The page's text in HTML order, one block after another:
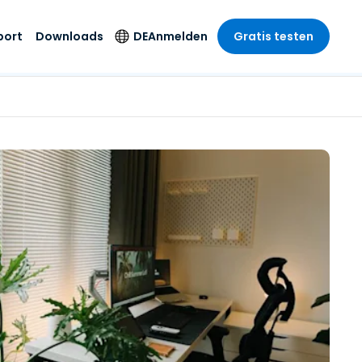
SSO
Endpunkterkennung
und -reaktion
Foxpass Wi-Fi Zugriff
und Kontrolle
Sicherer Zero-Trust-
Arbeitsbereich
Shield (Anti-Betrug)
Alle Produkte
Unterhaltung
und
Sektor
und Design
Buchhaltung
Unterhaltung
anzeigen
Downloads DE
Deutsch
Español
Français
Italiano
Nederlands
Português
简体中文
繁體中文
Anmelden Gratis testen